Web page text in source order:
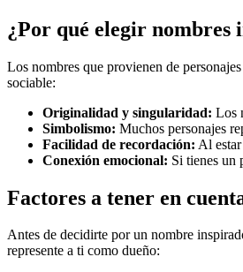
¿Por qué elegir nombres
Los nombres que provienen de
sociable:
Originalidad y singularidad: Los
Simbolismo: Muchos personajes
Facilidad de recordación: Al
Conexión emocional: Si tienes un
Factores a tener en
Antes de decidirte por un nombre
represente a ti como dueño: